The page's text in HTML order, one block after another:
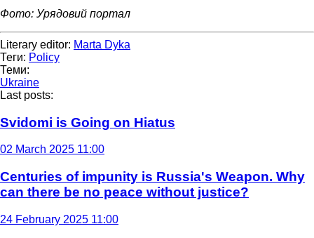
Фото: Урядовий портал
Literary editor: Marta Dyka
Теги: Policy
Теми:
Ukraine
Last posts:
Svidomi is Going on Hiatus
02 March 2025 11:00
Centuries of impunity is Russia's Weapon. Why
can there be no peace without justice?
24 February 2025 11:00